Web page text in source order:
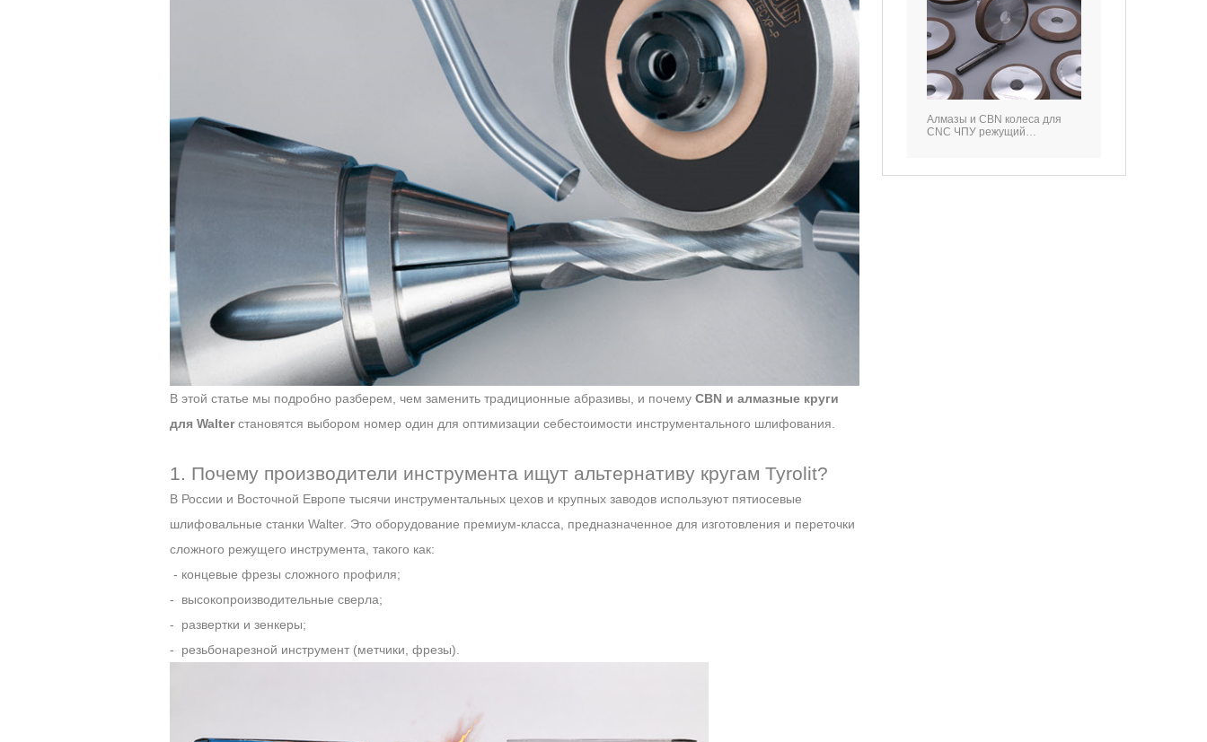
В этой статье мы подробно разберем, чем заменить традиционные абразивы, и почему CBN и алмазные круги
для Walterстановятся выбором номер один для оптимизации себестоимости инструментального шлифования.
1. Почему производители инструмента ищут альтернативу кругам Tyrolit?
В России и Восточной Европе тысячи инструментальных цехов и крупных заводов используют пятиосевые
шлифовальные станки Walter. Это оборудование премиум-класса, предназначенное для изготовления и переточки
сложного режущего инструмента, такого как:
- концевые фрезы сложного профиля;
- высокопроизводительные сверла;
- развертки и зенкеры;
- резьбонарезной инструмент (метчики, фрезы).
Алмазы и CBN колеса для
CNC ЧПУ режущий